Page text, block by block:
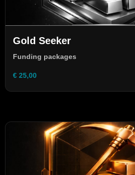
Gold Seeker
Funding packages
€ 25,00